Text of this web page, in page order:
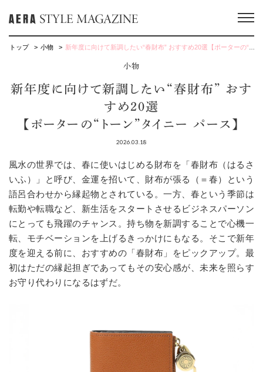
トップ 小物 新年度に向けて新調したい“春財布” おすすめ20選【ポーターの“トーン”タイニー パース】
小物
新年度に向けて新調したい“春財布” おす
すめ20選
【ポーターの“トーン”タイニー パース】
2026.03.18
風水の世界では、春に使いはじめる財布を「春財布（はるさ
いふ）」と呼び、金運を招いて、財布が張る（＝春）という
語呂合わせから縁起物とされている。一方、春という季節は
転勤や転職など、新生活をスタートさせるビジネスパーソン
にとっても飛躍のチャンス。持ち物を新調することで心機一
転、モチベーションを上げるきっかけにもなる。そこで新年
度を迎える前に、おすすめの「春財布」をピックアップ。最
初はただの縁起担ぎであってもその安心感が、未来を照らす
お守り代わりになるはずだ。